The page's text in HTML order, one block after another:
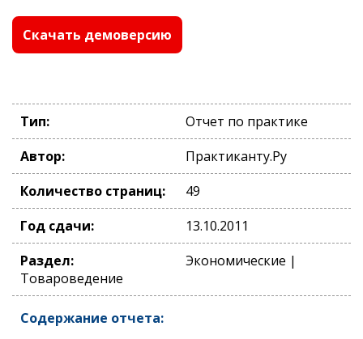
Скачать демоверсию
Тип:
Отчет по практике
Автор:
Практиканту.Ру
Количество страниц:
49
Год сдачи:
13.10.2011
Раздел:
Экономические |
Товароведение
Содержание отчета: